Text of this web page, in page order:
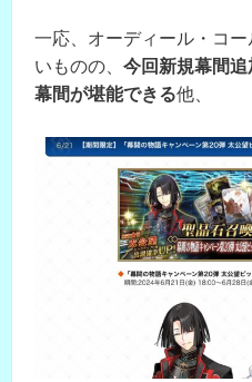
一応、オーディール・コ
いものの、 今回新規幕間
幕間が堪能できる他、